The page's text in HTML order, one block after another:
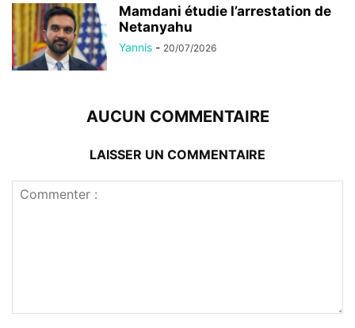
Mamdani étudie l’arrestation de
Netanyahu
Yannis - 20/07/2026
AUCUN COMMENTAIRE
LAISSER UN COMMENTAIRE